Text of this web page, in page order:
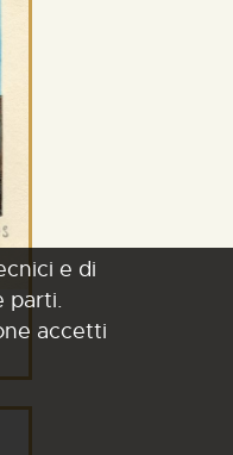
e di
parti.
accetti